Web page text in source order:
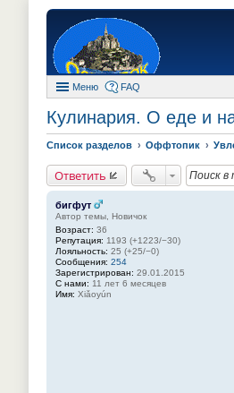
Меню FAQ
Кулинария. О еде и
Список разделов Оффтопик
Ответить
бигфут
Автор темы, Новичок
Возраст: 36
Репутация: 1193 (+1223/−30)
Лояльность: 25 (+25/−0)
Сообщения: 254
Зарегистрирован: 29.01.2015
С нами: 11 лет 6 месяцев
Имя: Xiǎoyún